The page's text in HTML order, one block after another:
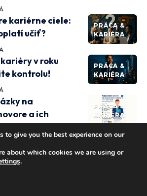
PRÁCA &
KARIÉRA
kariérne ciele:
učiť?
PRÁCA &
KARIÉRA
v roku
kontrolu!
PRÁCA &
KARIÉRA
na
a ich
úspešne
v role-
a
to give you the best experience on our
about which cookies we are using or
.